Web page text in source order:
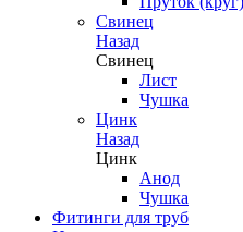
Свинец
Назад
Свинец
Лист
Чушка
Цинк
Назад
Цинк
Анод
Чушка
Фитинги для труб